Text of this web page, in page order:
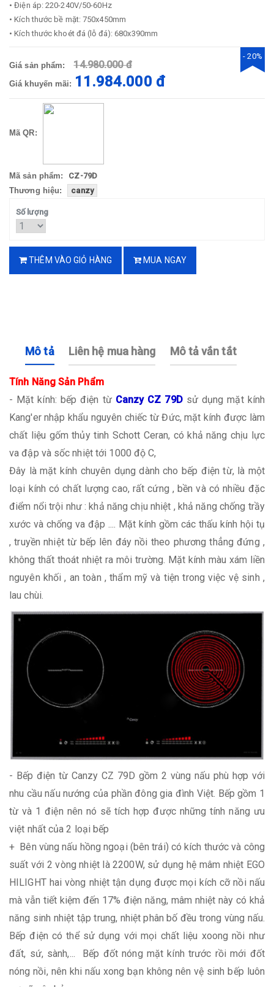
• Điện áp: 220-240V/50-60Hz
• Kích thước bề mặt: 750x450mm
• Kích thước khoét đá (lỗ đá): 680x390mm
Giá sản phẩm: 14.980.000 đ
Giá khuyến mãi: 11.984.000 đ
- 20%
Mã QR:
Mã sản phẩm:
CZ-79D
Thương hiệu:
canzy
Số lượng
THÊM VÀO GIỎ HÀNG MUA NGAY
Mô tả Liên hệ mua hàng Mô tả vắn tắt
Tính Năng Sản Phẩm
- Mặt kính: bếp điện từ Canzy CZ 79Dsử dụng mặt kính
Kang'er nhập khẩu nguyên chiếc từ Đức, mặt kính được làm
chất liệu gốm thủy tinh Schott Ceran, có khả năng chịu lực
va đập và sốc nhiệt tới 1000 độ C,
Đây là mặt kính chuyên dụng dành cho bếp điện từ, là một
loại kính có chất lượng cao, rất cứng , bền và có nhiều đặc
điểm nổi trội như : khả năng chịu nhiệt , khả năng chống trầy
xước và chống va đập .... Mặt kính gồm các thấu kính hội tụ
, truyền nhiệt từ bếp lên đáy nồi theo phương thẳng đứng ,
không thất thoát nhiệt ra môi trường. Mặt kính màu xám liền
nguyên khối , an toàn , thẩm mỹ và tiện trong việc vệ sinh ,
lau chùi.
- Bếp điện từ Canzy CZ 79D gồm 2 vùng nấu phù hợp với
nhu cầu nấu nướng của phần đông gia đình Việt. Bếp gồm 1
từ và 1 điện nên nó sẽ tích hợp được những tính năng ưu
việt nhất của 2 loại bếp
+ Bên vùng nấu hồng ngoại (bên trái) có kích thước và công
suất với 2 vòng nhiệt là 2200W, sử dụng hệ mâm nhiệt EGO
HILIGHT hai vòng nhiệt tận dụng được mọi kích cỡ nồi nấu
mà vẫn tiết kiệm đến 17% điện năng, mâm nhiệt này có khả
năng sinh nhiệt tập trung, nhiệt phân bố đều trong vùng nấu.
Bếp điện có thể sử dụng với mọi chất liệu xoong nồi như
đất, sứ, sành,... Bếp đốt nóng mặt kính trước rồi mới đốt
nóng nồi, nên khi nấu xong bạn không nên vệ sinh bếp luôn